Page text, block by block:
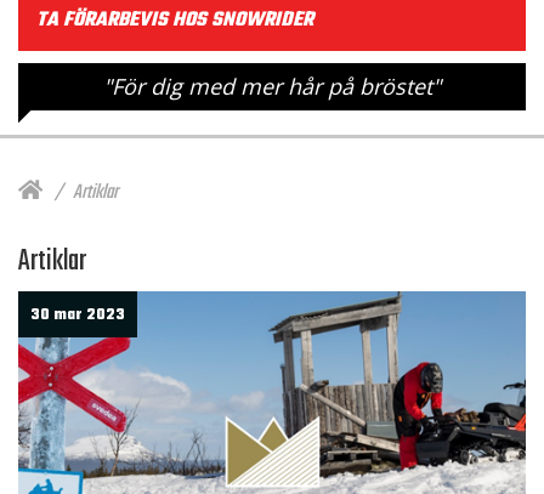
TA FÖRARBEVIS HOS SNOWRIDER
"För dig med mer hår på bröstet"
Artiklar
Artiklar
30 mar 2023